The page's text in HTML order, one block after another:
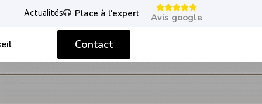
Actualités Place à l'expert Avis google
Contact